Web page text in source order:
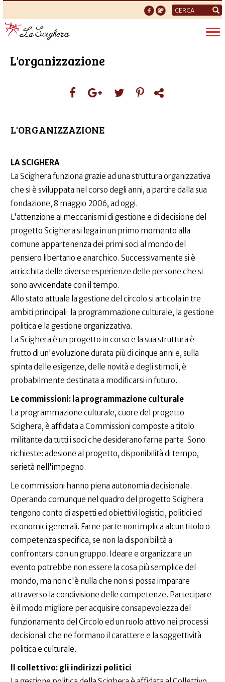
Form
di
ricerca
L'organizzazione
L'ORGANIZZAZIONE
LA SCIGHERA
La Scighera funziona grazie ad una struttura organizzativa
che si è sviluppata nel corso degli anni, a partire dalla sua
fondazione, 8 maggio 2006, ad oggi.
L'attenzione ai meccanismi di gestione e di decisione del
progetto Scighera si lega in un primo momento alla
comune appartenenza dei primi soci al mondo del
pensiero libertario e anarchico. Successivamente si è
arricchita delle diverse esperienze delle persone che si
sono avvicendate con il tempo.
Allo stato attuale la gestione del circolo si articola in tre
ambiti principali: la programmazione culturale, la gestione
politica e la gestione organizzativa.
La Scighera è un progetto in corso e la sua struttura è
frutto di un'evoluzione durata più di cinque anni e, sulla
spinta delle esigenze, delle novità e degli stimoli, è
probabilmente destinata a modificarsi in futuro.
Le commissioni: la programmazione culturale
La programmazione culturale, cuore del progetto
Scighera, è affidata a Commissioni composte a titolo
militante da tutti i soci che desiderano farne parte. Sono
richieste: adesione al progetto, disponibilità di tempo,
serietà nell'impegno.
Le commissioni hanno piena autonomia decisionale.
Operando comunque nel quadro del progetto Scighera
tengono conto di aspetti ed obiettivi logistici, politici ed
economici generali. Farne parte non implica alcun titolo o
competenza specifica, se non la disponibilità a
confrontarsi con un gruppo. Ideare e organizzare un
evento potrebbe non essere la cosa più semplice del
mondo, ma non c'è nulla che non si possa imparare
attraverso la condivisione delle competenze. Partecipare
è il modo migliore per acquisire consapevolezza del
funzionamento del Circolo ed un ruolo attivo nei processi
decisionali che ne formano il carattere e la soggettività
politica e culturale.
Il collettivo: gli indirizzi politici